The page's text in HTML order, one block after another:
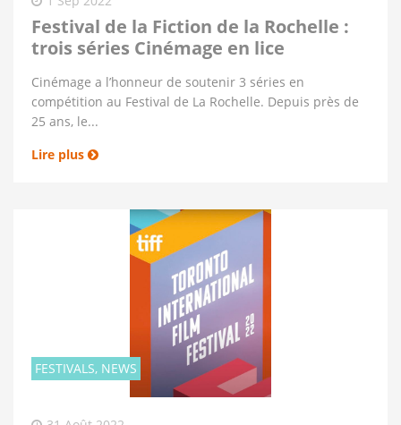
Festival de la Fiction de la Rochelle :
trois séries Cinémage en lice
Cinémage a l’honneur de soutenir 3 séries en
compétition au Festival de La Rochelle. Depuis près de
25 ans, le...
Lire plus
FESTIVALS, NEWS